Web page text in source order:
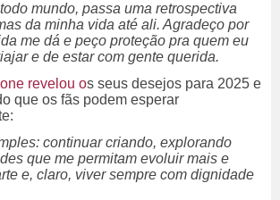
mundo, passa uma retrospectiva
da minha vida até ali. Agradeço por
me dá e peço proteção pra quem eu
e de estar com gente querida.
revelou os seus desejos para 2025 e
que os fãs podem esperar
continuar criando, explorando
que me permitam evoluir mais e
e, claro, viver sempre com dignidade